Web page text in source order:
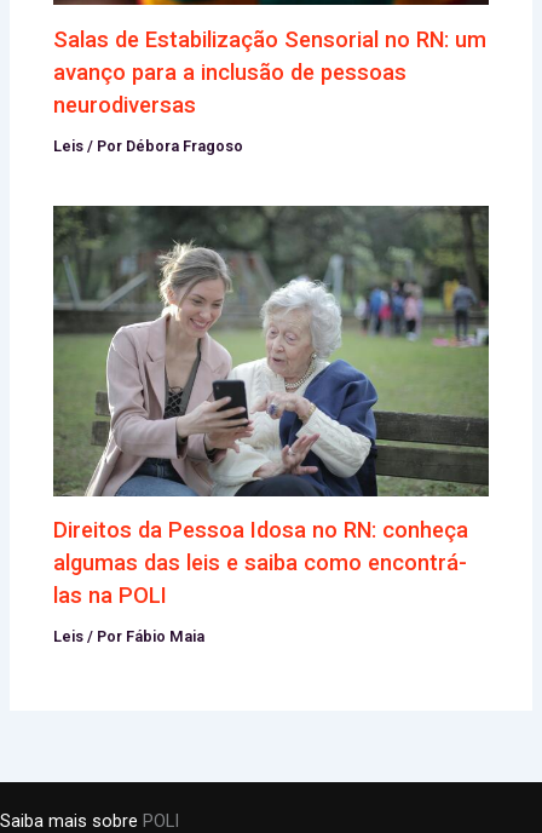
Salas de Estabilização Sensorial no RN: um
avanço para a inclusão de pessoas
neurodiversas
Leis / Por Débora Fragoso
Direitos da Pessoa Idosa no RN: conheça
algumas das leis e saiba como encontrá-
las na POLI
Leis / Por Fábio Maia
Saiba mais sobre POLI